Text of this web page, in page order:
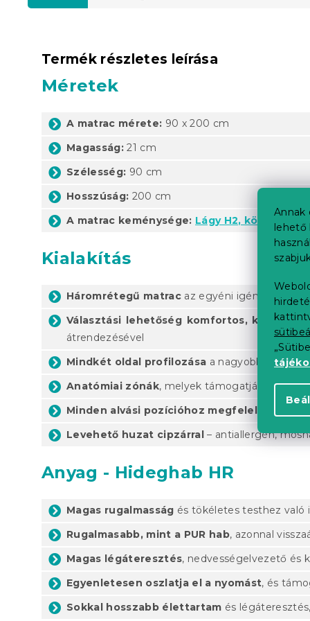
Annak
lehető
Termék részletes leírása
Méretek
A matrac mérete: 90 x 200 cm
Magasság: 21 cm
Szélesség: 90 cm
Hosszúság: 200 cm
A matrac keménysége: Lágy H2, közepes
Kialakítás
Háromrétegű matrac az egyéni igények
Választási lehetőség komfortos, közepes
átrendezésével
Mindkét oldal profilozása a nagyobb
Anatómiai zónák, melyek támogatják a gerinc
Minden alvási pozícióhoz megfelelő
Levehető huzat cipzárral – antiallergén,
Anyag - Hideghab HR
Magas rugalmasság és tökéletes testhez való
Rugalmasabb, mint a PUR hab, azonnal
Magas légáteresztés, nedvességelvezető és
Egyenletesen oszlatja el a nyomást, és
Sokkal hosszabb élettartam és